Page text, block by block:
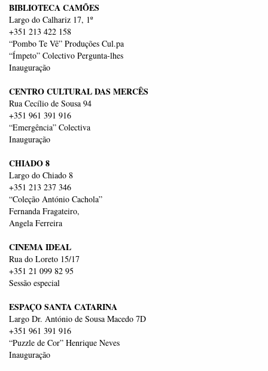
BIBLIOTECA CAMÕES
Largo do Calhariz 17, 1º
+351 213 422 158
“Pombo Te Vê” Produções Cul.pa
“Ímpeto” Colectivo Pergunta-lhes
Inauguração
CENTRO CULTURAL DAS MERCÊS
Rua Cecílio de Sousa 94
+351 961 391 916
“Emergência” Colectiva
Inauguração
CHIADO 8
Largo do Chiado 8
+351 213 237 346
“Coleção António Cachola”
Fernanda Fragateiro,
Angela Ferreira
CINEMA IDEAL
Rua do Loreto 15/17
+351 21 099 82 95
Sessão especial
ESPAÇO SANTA CATARINA
Largo Dr. António de Sousa Macedo 7D
+351 961 391 916
“Puzzle de Cor” Henrique Neves
Inauguração